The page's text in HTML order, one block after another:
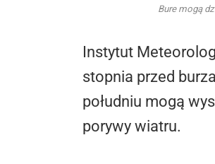
Bure mogą
Instytut
stopnia przed
południu mogą
porywy wiatru.